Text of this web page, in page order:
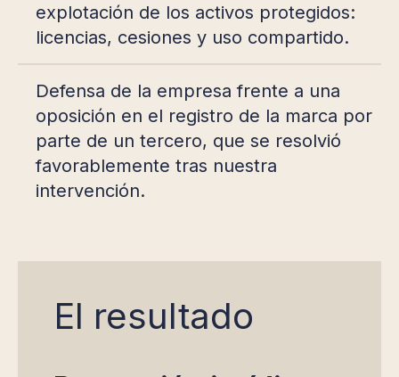
explotación de los activos protegidos:
licencias, cesiones y uso compartido.
Defensa de la empresa frente a una
oposición en el registro de la marca por
parte de un tercero, que se resolvió
favorablemente tras nuestra
intervención.
El resultado